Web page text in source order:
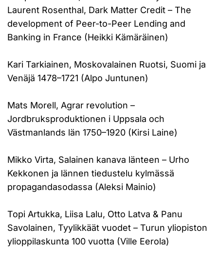
Laurent Rosenthal, Dark Matter Credit – The
development of Peer-to-Peer Lending and
Banking in France (Heikki Kämäräinen)
Kari Tarkiainen, Moskovalainen Ruotsi, Suomi ja
Venäjä 1478–1721 (Alpo Juntunen)
Mats Morell, Agrar revolution –
Jordbruksproduktionen i Uppsala och
Västmanlands län 1750–1920 (Kirsi Laine)
Mikko Virta, Salainen kanava länteen – Urho
Kekkonen ja lännen tiedustelu kylmässä
propagandasodassa (Aleksi Mainio)
Topi Artukka, Liisa Lalu, Otto Latva & Panu
Savolainen, Tyylikkäät vuodet – Turun yliopiston
ylioppilaskunta 100 vuotta (Ville Eerola)